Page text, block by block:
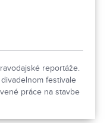
reportáže.
festivale
práce na stavbe